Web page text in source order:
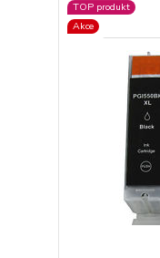
TOP produkt
Akce